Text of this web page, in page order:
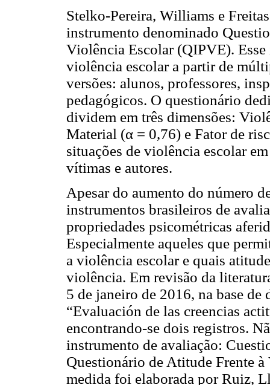
Stelko-Pereira, Williams e
instrumento denominado
Violência Escolar (QIPVE).
violência escolar a partir de
versões: alunos, professores,
pedagógicos. O questionário
dividem em três dimensões:
Material (α = 0,76) e Fator de
situações de violência escolar
vítimas e autores.
Apesar do aumento do número
instrumentos brasileiros de
propriedades psicométricas
Especialmente aqueles que
a violência escolar e quais
violência. Em revisão da
5 de janeiro de 2016, na base
“Evaluación de las creencias
encontrando-se dois registros.
instrumento de avaliação:
Questionário de Atitude Frente
medida foi elaborada por Ruiz,